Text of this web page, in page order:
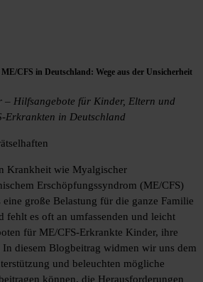
CFS in Deutschland: Wege aus der Unsicherheit
– Hilfsangebote für Kinder, Eltern und
Erkrankten in Deutschland
Krankheit wie Myalgischer
Erschöpfungssyndrom (ME/CFS)
große Belastung für die ganze Familie
fehlt es oft an umfassenden und leicht
für ME/CFS-Erkrankte Kinder, ihre
diesem Blogbeitrag widmen wir uns dem
und beleuchten mögliche
können, die Herausforderungen